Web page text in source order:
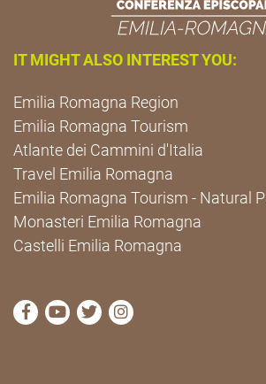
IT MIGHT ALSO INTEREST YOU:
Emilia Romagna Region
Emilia Romagna Tourism
Atlante dei Cammini d'Italia
Travel Emilia Romagna
Emilia Romagna Tourism - Natural
Monasteri Emilia Romagna
Castelli Emilia Romagna
visit Cammini Emilia-Romagna
visit Cammini Emilia-
visit Cammini Emilia-
visit Cammini